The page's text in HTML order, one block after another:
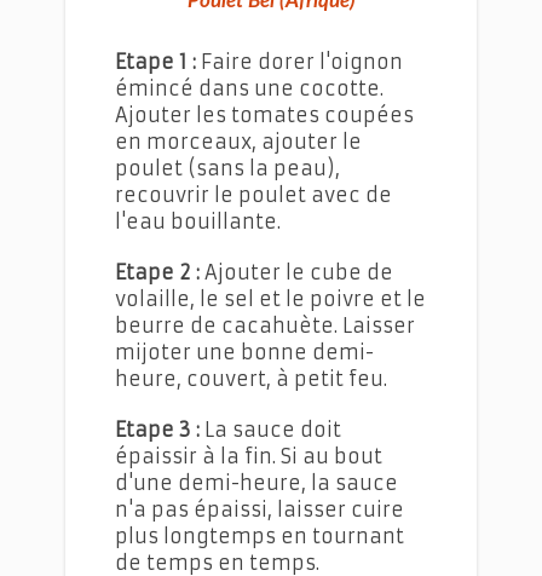
Etape 1 : Faire dorer l'oignon
émincé dans une cocotte.
Ajouter les tomates coupées
en morceaux, ajouter le
poulet (sans la peau),
recouvrir le poulet avec de
l'eau bouillante.
Etape 2 : Ajouter le cube de
volaille, le sel et le poivre et le
beurre de cacahuète. Laisser
mijoter une bonne demi-
heure, couvert, à petit feu.
Etape 3 : La sauce doit
épaissir à la fin. Si au bout
d'une demi-heure, la sauce
n'a pas épaissi, laisser cuire
plus longtemps en tournant
de temps en temps.